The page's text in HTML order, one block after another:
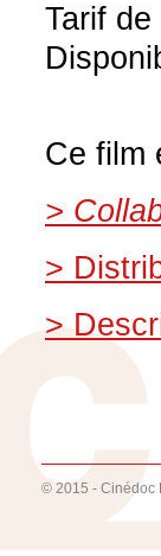
Tarif
Ce film
>
>
>
© 2015 - Cinédoc